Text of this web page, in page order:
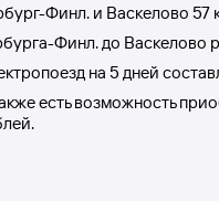
Финл. и Васкелово 57
Финл.до Васкелово
на 5 дней
есть возможность
.